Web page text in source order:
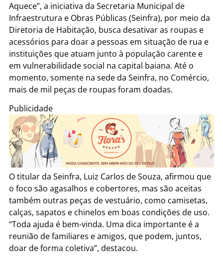
Aquece”, a iniciativa da Secretaria Municipal de
Infraestrutura e Obras Públicas (Seinfra), por meio da
Diretoria de Habitação, busca desativar as roupas e
acessórios para doar a pessoas em situação de rua e
instituições que atuam junto à população carente e
em vulnerabilidade social na capital baiana. Até o
momento, somente na sede da Seinfra, no Comércio,
mais de mil peças de roupas foram doadas.
Publicidade
O titular da Seinfra, Luiz Carlos de Souza, afirmou que
o foco são agasalhos e cobertores, mas são aceitas
também outras peças de vestuário, como camisetas,
calças, sapatos e chinelos em boas condições de uso.
“Toda ajuda é bem-vinda. Uma dica importante é a
reunião de familiares e amigos, que podem, juntos,
doar de forma coletiva”, destacou.